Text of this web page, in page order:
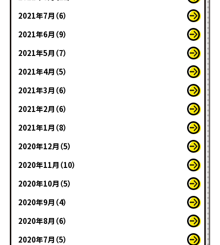
2021年7月（6）
2021年6月（9）
2021年5月（7）
2021年4月（5）
2021年3月（6）
2021年2月（6）
2021年1月（8）
2020年12月（5）
2020年11月（10）
2020年10月（5）
2020年9月（4）
2020年8月（6）
2020年7月（5）